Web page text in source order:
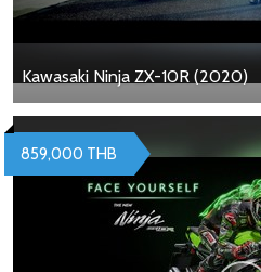
Kawasaki Ninja ZX-10R (2020)
859,000 THB